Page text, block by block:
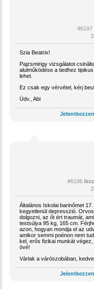
#6197
Szia Beatrix!
Pajzsmirigy vizsgálatot
alulműködése a tiedhez
lehet.
Ez csak egy vérvétel, kérj
Üdv., Abi
#6196
Általános Iskolai barinőmet
kegyetlenül depresszió.
dolgozni, az őt ért traumát,
testsúlya 95 kg, 165 cm.
azon, hogyan mondja el az
amikor semmi poénon nem
kel, erős fizikai munkát
övé!
Várlak a várószobában,